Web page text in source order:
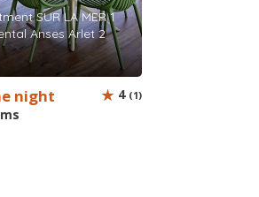
SUR LA MER 1
Anses Arlet 2
night 4 (1)